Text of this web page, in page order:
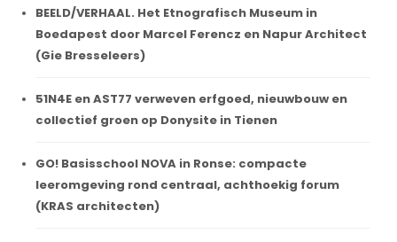
BEELD/VERHAAL. Het Etnografisch Museum in
Boedapest door Marcel Ferencz en Napur Architect
(Gie Bresseleers)
51N4E en AST77 verweven erfgoed, nieuwbouw en
collectief groen op Donysite in Tienen
GO! Basisschool NOVA in Ronse: compacte
leeromgeving rond centraal, achthoekig forum
(KRAS architecten)